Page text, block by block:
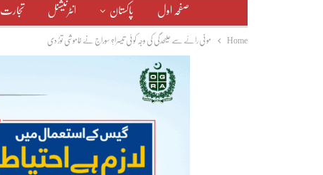
صفحہ اول پاکستان انٹرنیشنل تجارت
Home مونی رائے سے علیحدگی کی وجہ کوئی تیسرا؟ سوراج نے خاموشی توڑ دی